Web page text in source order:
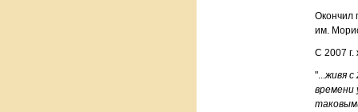
Окончил
им.
С 2007 г.
"...живя с
времени